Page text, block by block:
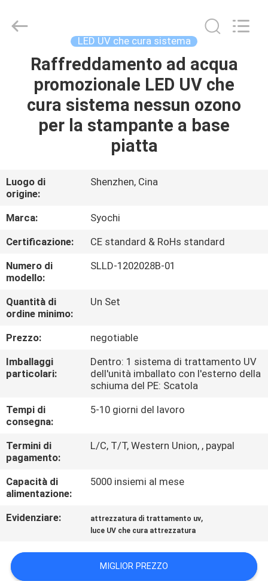
CASA
PRODOTTI
CIRCA
GIRO
DELLA
FABBRICA
CONTROLLO
DI
QUALITÀ
CONTATTICI
RICHIEDA
UNA
CITAZIONE
MAPPA
SITO
Syochi
Electronics
LED UV che cura sistema
Raffreddamento ad acqua
promozionale LED UV che
cura sistema nessun ozono
per la stampante a base
piatta
Luogo di
origine:
Shenzhen, Cina
Marca:
Syochi
Certificazione:
CE standard & RoHs standard
Numero di
modello:
SLLD-1202028B-01
Quantità di
ordine minimo:
Un Set
Prezzo:
negotiable
Imballaggi
particolari:
Dentro: 1 sistema di trattamento UV
dell'unità imballato con l'esterno della
schiuma del PE: Scatola
Tempi di
consegna:
5-10 giorni del lavoro
Termini di
pagamento:
L/C, T/T, Western Union, , paypal
Capacità di
alimentazione:
5000 insiemi al mese
Evidenziare: attrezzatura di trattamento uv,
luce UV che cura attrezzatura
MIGLIOR PREZZO